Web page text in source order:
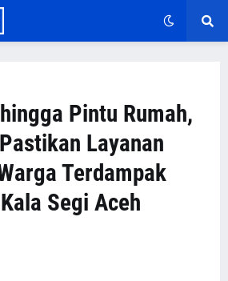
Pintu Rumah,
Layanan
Terdampak
Segi Aceh